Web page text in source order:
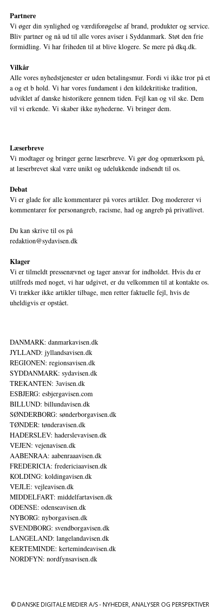
Partnere
Vi øger din synlighed og værdiforøgelse af brand, produkter og service.
Bliv partner og nå ud til alle vores aviser i Syddanmark. Støt den frie
formidling. Vi har friheden til at blive klogere. Se mere på dkq.dk.
Vilkår
Alle vores nyhedstjenester er uden betalingsmur. Fordi vi ikke tror på et
a og et b hold. Vi har vores fundament i den kildekritiske tradition,
udviklet af danske historikere gennem tiden. Fejl kan og vil ske. Dem
vil vi erkende. Vi skaber ikke nyhederne. Vi bringer dem.
Læserbreve
Vi modtager og bringer gerne læserbreve. Vi gør dog opmærksom på,
at læserbrevet skal være unikt og udelukkende indsendt til os.
Debat
Vi er glade for alle kommentarer på vores artikler. Dog modererer vi
kommentarer for personangreb, racisme, had og angreb på privatlivet.
Du kan skrive til os på
redaktion@sydavisen.dk
Klager
Vi er tilmeldt pressenævnet og tager ansvar for indholdet. Hvis du er
utilfreds med noget, vi har udgivet, er du velkommen til at kontakte os.
Vi trækker ikke artikler tilbage, men retter faktuelle fejl, hvis de
uheldigvis er opstået.
DANMARK: danmarkavisen.dk
JYLLAND: jyllandsavisen.dk
REGIONEN: regionsavisen.dk
SYDDANMARK: sydavisen.dk
TREKANTEN: 3avisen.dk
ESBJERG: esbjergavisen.com
BILLUND: billundavisen.dk
SØNDERBORG: sønderborgavisen.dk
TØNDER: tønderavisen.dk
HADERSLEV: haderslevavisen.dk
VEJEN: vejenavisen.dk
AABENRAA: aabenraaavisen.dk
FREDERICIA: fredericiaavisen.dk
KOLDING: koldingavisen.dk
VEJLE: vejleavisen.dk
MIDDELFART: middelfartavisen.dk
ODENSE: odenseavisen.dk
NYBORG: nyborgavisen.dk
SVENDBORG: svendborgavisen.dk
LANGELAND: langelandavisen.dk
KERTEMINDE: kertemindeavisen.dk
NORDFYN: nordfynsavisen.dk
© DANSKE DIGITALE MEDIER A/S - NYHEDER, ANALYSER OG PERSPEKTIVER